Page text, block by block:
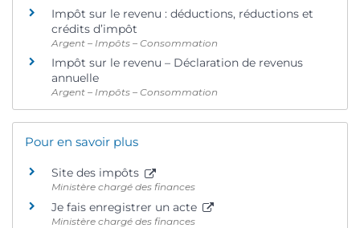
Impôt sur le revenu : déductions, réductions et
crédits d’impôt
Argent – Impôts – Consommation
Impôt sur le revenu – Déclaration de revenus
annuelle
Argent – Impôts – Consommation
Pour en savoir plus
Site des impôts
Ministère chargé des finances
Je fais enregistrer un acte
Ministère chargé des finances